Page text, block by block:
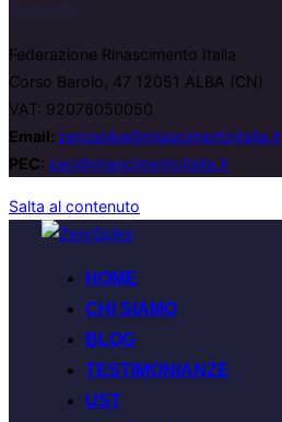
Federazione Rinascimento Italia
Corso Barolo, 47 12051 ALBA (CN)
VAT: 92076050050
Email: zerospike@rinascimentoitalia.it
PEC: pec@rinascimentoitalia.it
Salta al contenuto
HOME
CHI SIAMO
BLOG
TESTIMONIANZE
UST